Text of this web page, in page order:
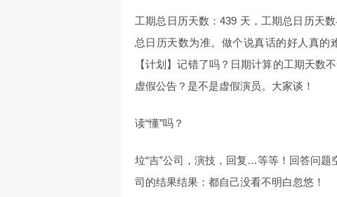
工期总日历天数：439 天，工期总日历天
总日历天数为准。做个说真话的好人真的
【计划】记错了吗？日期计算的工期天数
虚假公告？是不是虚假演员。大家谈！
读“懂”吗？
垃“吉”公司，演技，回复…等等！回答问题
司的结果结果：都自己没看不明白忽悠！